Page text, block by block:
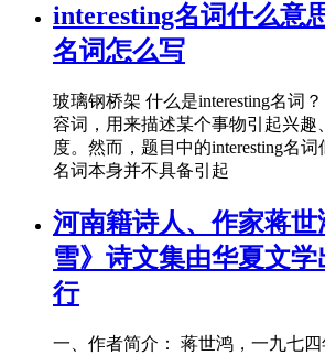
interesting名词什么意
名词怎么写
玻璃钢桥架 什么是interesting名词
容词，用来描述某个事物引起兴趣
度。然而，题目中的interesting名
名词本身并不具备引起
河南籍诗人、作家蒋
雪》诗文集由华夏文
行
一、作者简介： 蒋世鸿，一九七